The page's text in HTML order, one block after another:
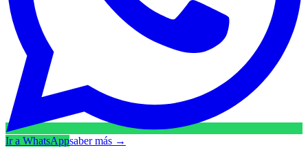
Ir a WhatsAppsaber más →